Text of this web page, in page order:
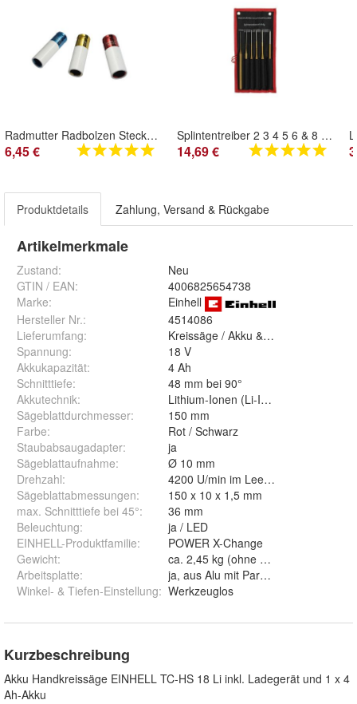
Radmutter Radbolzen Stecknuss SW 17 19 21 Mercedes 17 Schlagnuss Schlagschrauber Nuss
6,45 €
Splintentreiber 2 3 4 5 6 & 8 mm EXTRA LANG + Tasche Dorn Splinttreiber Durchschlag
14,69 €
Produktdetails Zahlung, Versand & Rückgabe
Artikelmerkmale
Zustand:
Neu
GTIN / EAN:
4006825654738
Marke:
Einhell
Hersteller Nr.:
4514086
Lieferumfang:
Kreissäge / Akku & Ladegerät
Spannung:
18 V
Akkukapazität:
4 Ah
Schnitttiefe:
48 mm bei 90°
Akkutechnik:
Lithium-Ionen (Li-Ion)
Sägeblattdurchmesser:
150 mm
Farbe:
Rot / Schwarz
Staubabsaugadapter:
ja
Sägeblattaufnahme:
Ø 10 mm
Drehzahl:
4200 U/min im Leerlauf
Sägeblattabmessungen:
150 x 10 x 1,5 mm
max. Schnitttiefe bei 45°:
36 mm
Beleuchtung:
ja / LED
EINHELL-Produktfamilie:
POWER X-Change
Gewicht:
ca. 2,45 kg (ohne Akku)
Arbeitsplatte:
ja, aus Alu mit Parallelanschlag
Winkel- & Tiefen-Einstellung: Werkzeuglos
Kurzbeschreibung
Akku Handkreissäge EINHELL TC-HS 18 Li inkl. Ladegerät und 1 x 4
Ah-Akku